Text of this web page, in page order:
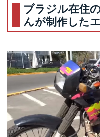
ブラジル在住
んが制作した